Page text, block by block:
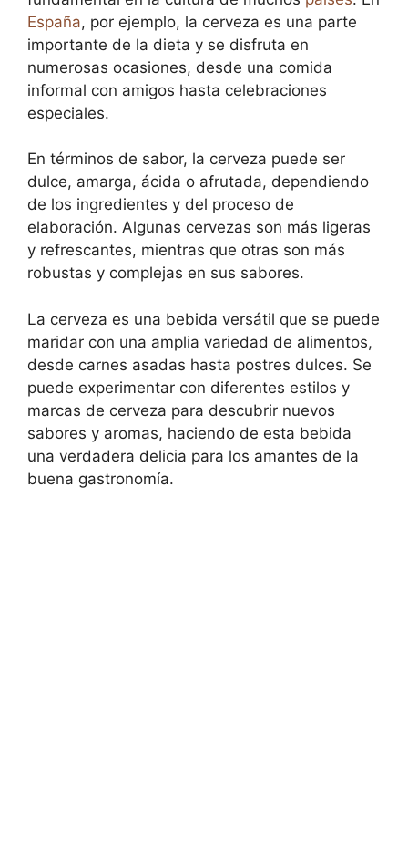
España, por ejemplo, la cerveza es una parte
importante de la dieta y se disfruta en
numerosas ocasiones, desde una comida
informal con amigos hasta celebraciones
especiales.
En términos de sabor, la cerveza puede ser
dulce, amarga, ácida o afrutada, dependiendo
de los ingredientes y del proceso de
elaboración. Algunas cervezas son más ligeras
y refrescantes, mientras que otras son más
robustas y complejas en sus sabores.
La cerveza es una bebida versátil que se puede
maridar con una amplia variedad de alimentos,
desde carnes asadas hasta postres dulces. Se
puede experimentar con diferentes estilos y
marcas de cerveza para descubrir nuevos
sabores y aromas, haciendo de esta bebida
una verdadera delicia para los amantes de la
buena gastronomía.